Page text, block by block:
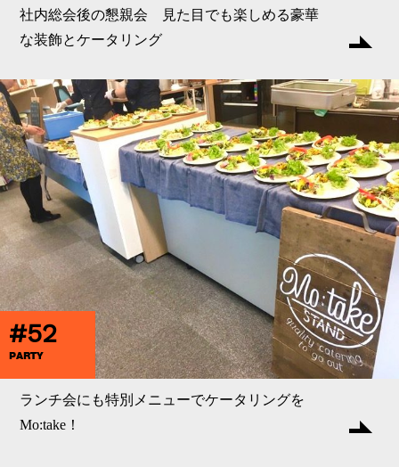
社内総会後の懇親会 見た目でも楽しめる豪華
な装飾とケータリング
#52
PARTY
ランチ会にも特別メニューでケータリングを
Mo:take！